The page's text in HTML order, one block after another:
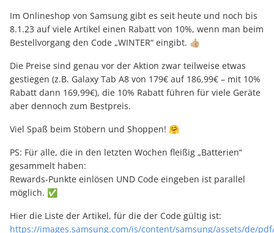
Im Onlineshop von Samsung gibt es seit heute und noch bis
8.1.23 auf viele Artikel einen Rabatt von 10%, wenn man beim
Bestellvorgang den Code „WINTER“ eingibt. 👍🏼
Die Preise sind genau vor der Aktion zwar teilweise etwas
gestiegen (z.B. Galaxy Tab A8 von 179€ auf 186,99€ – mit 10%
Rabatt dann 169,99€), die 10% Rabatt führen für viele Geräte
aber dennoch zum Bestpreis.
Viel Spaß beim Stöbern und Shoppen! 🤗
PS: Für alle, die in den letzten Wochen fleißig „Batterien“
gesammelt haben:
Rewards-Punkte einlösen UND Code eingeben ist parallel
möglich. ✅
Hier die Liste der Artikel, für die der Code gültig ist:
https://images.samsung.com/is/content/samsung/assets/de/